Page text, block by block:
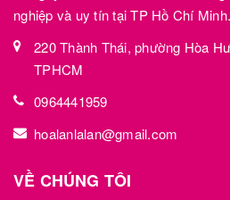
nghiệp và uy tín tại TP Hồ Chí Minh.
220 Thành Thái, phường Hòa
TPHCM
0964441959
hoalanlalan@gmail.com
VỀ CHÚNG TÔI